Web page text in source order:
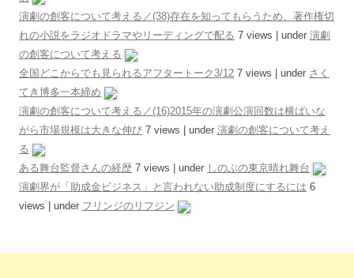
演劇の創客について考える／(38)存在を知ってもらうため、著作権切
れの小説をラジオドラマやリーディングで配る 7 views under 演劇
の創客について考える
全国どこからでも見られるアフタートーク3/12 7 views under さく
てき博多一本締め
演劇の創客について考える／(16)2015年の演劇公演回数は横ばいな
がら市場規模は大きな伸び 7 views under 演劇の創客について考え
る
ある舞台監督さんの経歴 7 views under しのぶの東京晴れ舞台
演劇界が「助成金ビジネス」と言われない助成制度にするには 6
views
under フリンジのリフジン